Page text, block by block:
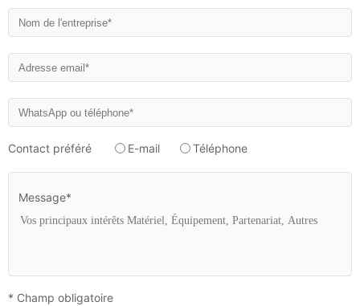
Contact préféré E-mail Téléphone
Message*
* Champ obligatoire